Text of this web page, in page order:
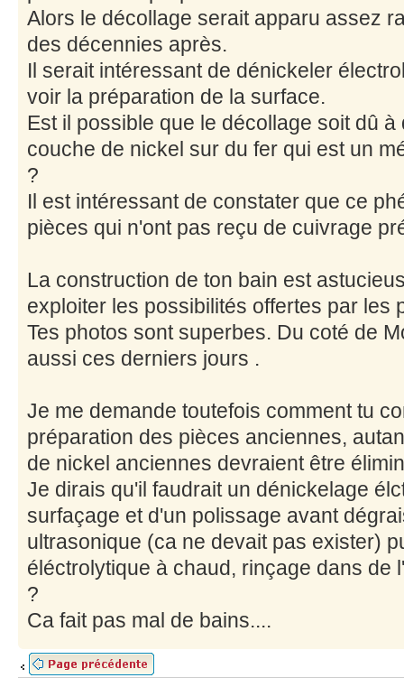
Alors le décollage serait apparu assez
des décennies après.
Il serait intéressant de dénickeler
voir la préparation de la surface.
Est il possible que le décollage soit dû
couche de nickel sur du fer qui est un
?
Il est intéressant de constater que ce
pièces qui n'ont pas reçu de cuivrage
La construction de ton bain est
exploiter les possibilités offertes par les
Tes photos sont superbes. Du coté de
aussi ces derniers jours .
Je me demande toutefois comment tu
préparation des pièces anciennes,
de nickel anciennes devraient être
Je dirais qu'il faudrait un dénickelage
surfaçage et d'un polissage avant
ultrasonique (ca ne devait pas exister)
éléctrolytique à chaud, rinçage dans de
?
Ca fait pas mal de bains....